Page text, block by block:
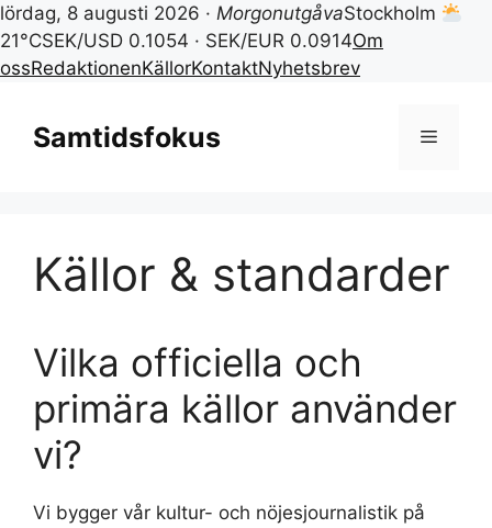
lördag, 8 augusti 2026 · MorgonutgåvaStockholm
21°CSEK/USD 0.1054 · SEK/EUR 0.0914Om
ossRedaktionenKällorKontaktNyhetsbrev
innehållSamtidsfokus Meny
Källor & standarder
Vilka officiella och
primära källor använder
vi?
Vi bygger vår kultur- och nöjesjournalistik på